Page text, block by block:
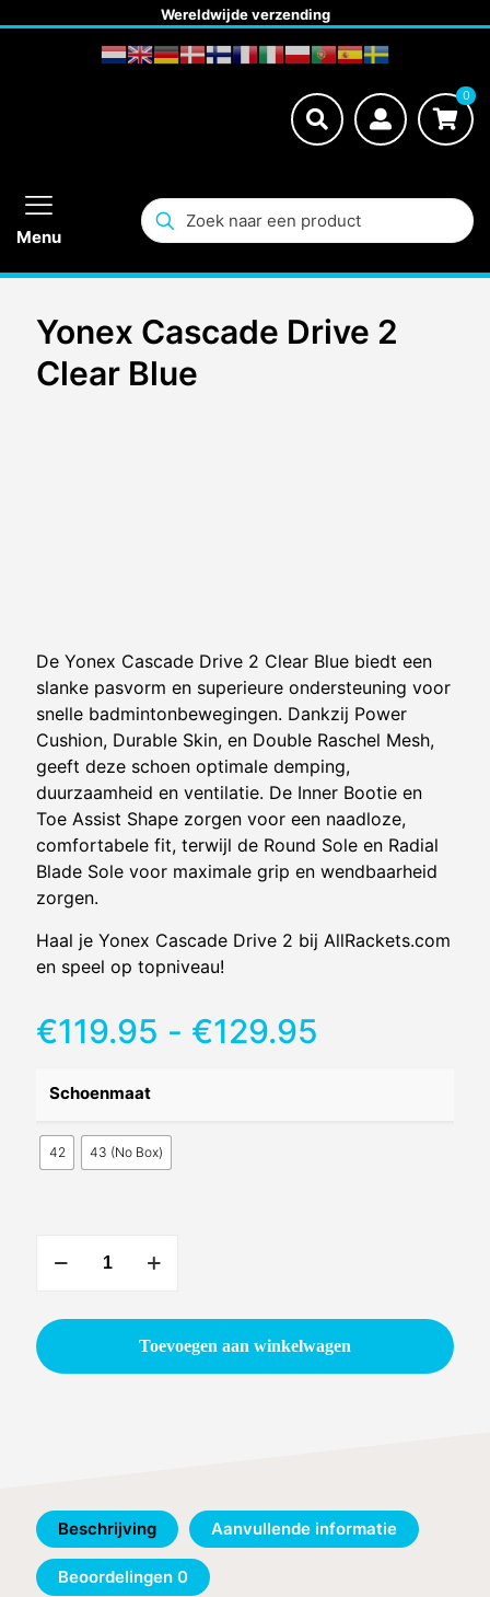
Wereldwijde verzending
0
Menu
Yonex Cascade Drive 2
Clear Blue
De Yonex Cascade Drive 2 Clear Blue biedt een
slanke pasvorm en superieure ondersteuning voor
snelle badmintonbewegingen. Dankzij Power
Cushion, Durable Skin, en Double Raschel Mesh,
geeft deze schoen optimale demping,
duurzaamheid en ventilatie. De Inner Bootie en
Toe Assist Shape zorgen voor een naadloze,
comfortabele fit, terwijl de Round Sole en Radial
Blade Sole voor maximale grip en wendbaarheid
zorgen.
Haal je Yonex Cascade Drive 2 bij AllRackets.com
en speel op topniveau!
€119.95 - €129.95
Schoenmaat
42 43 (No Box)
Cascade
2
Clear
Blue
Toevoegen aan winkelwagen
Beschrijving Aanvullende informatie
Beoordelingen 0